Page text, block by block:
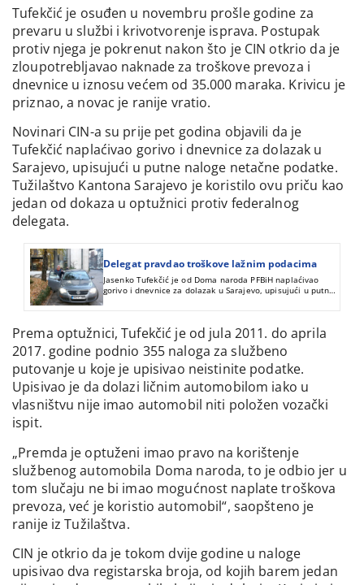
Tufekčić je osuđen u novembru prošle godine za
prevaru u službi i krivotvorenje isprava. Postupak
protiv njega je pokrenut nakon što je CIN otkrio da je
zloupotrebljavao naknade za troškove prevoza i
dnevnice u iznosu većem od 35.000 maraka. Krivicu je
priznao, a novac je ranije vratio.
Novinari CIN-a su prije pet godina objavili da je
Tufekčić naplaćivao gorivo i dnevnice za dolazak u
Sarajevo, upisujući u putne naloge netačne podatke.
Tužilaštvo Kantona Sarajevo je koristilo ovu priču kao
jedan od dokaza u optužnici protiv federalnog
delegata.
Delegat pravdao troškove lažnim podacima
Jasenko Tufekčić je od Doma naroda PFBiH naplaćivao
gorivo i dnevnice za dolazak u Sarajevo, upisujući u putne
Prema optužnici, Tufekčić je od jula 2011. do aprila
2017. godine podnio 355 naloga za službeno
putovanje u koje je upisivao neistinite podatke.
Upisivao je da dolazi ličnim automobilom iako u
vlasništvu nije imao automobil niti položen vozački
ispit.
„Premda je optuženi imao pravo na korištenje
službenog automobila Doma naroda, to je odbio jer u
tom slučaju ne bi imao mogućnost naplate troškova
prevoza, već je koristio automobil“, saopšteno je
ranije iz Tužilaštva.
CIN je otkrio da je tokom dvije godine u naloge
upisivao dva registarska broja, od kojih barem jedan